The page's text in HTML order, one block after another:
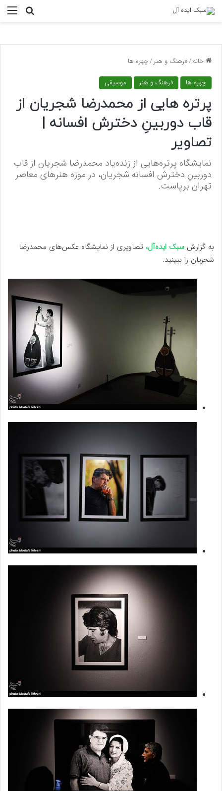
خانه/فرهنگ و هنر/چهره ها
چهره ها فرهنگ و هنر موسیقی
پرتره هایی از محمدرضا شجریان از
قاب دوربینِ دخترش افسانه |
تصاویر
نمایشگاه پرتره‌هایی از زنده‌یاد محمدرضا شجریان از قاب
دوربینِ دخترش افسانه شجریان، در موزه هنرهای معاصر
تهران برپاست.
به گزارش سبک ایده‌آل، تصاویری از نمایشگاه عکس‌های محمدرضا
شجریان را ببینید.